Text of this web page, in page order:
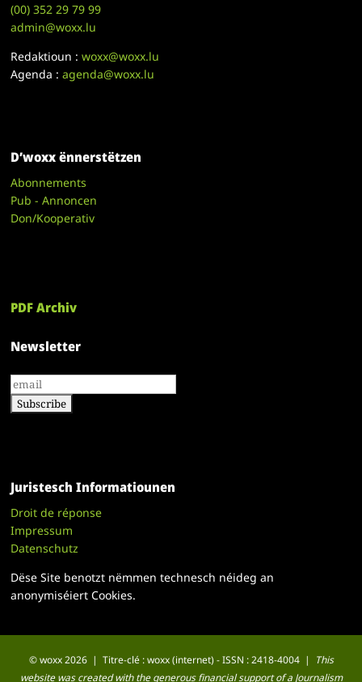
(00)352 29 79 99
admin@woxx.lu
Redaktioun :woxx@woxx.lu
Agenda :agenda@woxx.lu
D’woxx ënnerstëtzen
Abonnements
Pub - Annoncen
Don/Kooperativ
PDF Archiv
Newsletter
Juristesch Informatiounen
Droit de réponse
Impressum
Datenschutz
Dëse Site benotzt nëmmen technesch néideg an
anonymiséiert Cookies.
© woxx 2026 | Titre-clé : woxx (internet) - ISSN : 2418-4004 |
This
website was created with the generous financial support of a Journalism